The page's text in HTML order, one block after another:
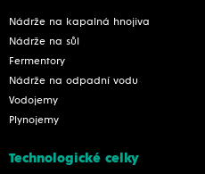
Nádrže na kapalná hnojiva
Nádrže na sůl
Fermentory
Nádrže na odpadní vodu
Vodojemy
Plynojemy
Technologické celky